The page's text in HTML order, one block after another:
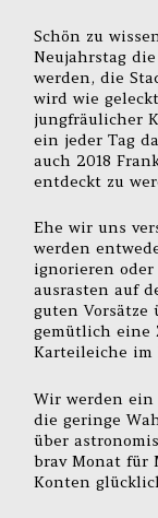
Schön zu
Neujahrstag
werden, die
wird wie
jungfräulicher
ein jeder Tag
auch 2018
entdeckt zu
Ehe wir uns
werden
ignorieren
ausrasten auf
guten Vorsätze
gemütlich eine
Karteileiche im
Wir werden ein
die geringe
über
brav Monat für
Konten